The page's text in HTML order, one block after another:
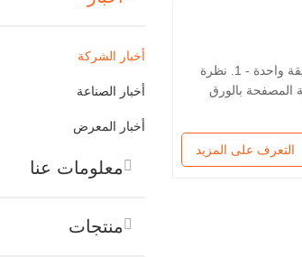
أخبار الشركة
أخبار الصناعة
أخبار المعرض
معلومات عنا
منتجات
الأرضيات الخشبية وتحليل مميزاتها - يأخذك إلى فهم مزايا الأرضيات الخشبية في دقيقة واحدة - 1. نظرة
المصفحة بالورق
التعرف على المزيد